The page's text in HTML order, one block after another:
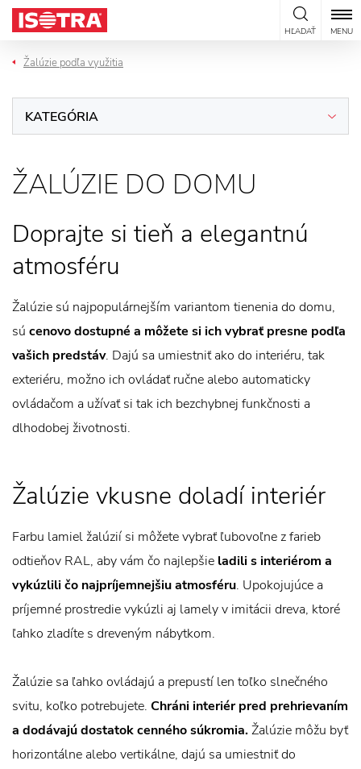
Preskočiť na obsah
HĽADAŤ MENU
Žalúzie podľa využitia
KATEGÓRIA
ŽALÚZIE DO DOMU
Doprajte si tieň a elegantnú
atmosféru
Žalúzie sú najpopulárnejším variantom tienenia do domu,
sú cenovo dostupné a môžete si ich vybrať presne podľa
vašich predstáv. Dajú sa umiestniť ako do interiéru, tak
exteriéru, možno ich ovládať ručne alebo automaticky
ovládačom a užívať si tak ich bezchybnej funkčnosti a
dlhodobej životnosti.
Žalúzie vkusne doladí interiér
Farbu lamiel žalúzií si môžete vybrať ľubovoľne z farieb
odtieňov RAL, aby vám čo najlepšie ladili s interiérom a
vykúzlili čo najpríjemnejšiu atmosféru. Upokojujúce a
príjemné prostredie vykúzli aj lamely v imitácii dreva, ktoré
ľahko zladíte s dreveným nábytkom.
Žalúzie sa ľahko ovládajú a prepustí len toľko slnečného
svitu, koľko potrebujete. Chráni interiér pred prehrievaním
a dodávajú dostatok cenného súkromia.Žalúzie môžu byť
horizontálne alebo vertikálne, dajú sa umiestniť do